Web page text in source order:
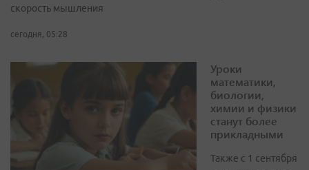
скорость мышления
сегодня, 05:28
Уроки
математики,
биологии,
химии и физики
станут более
прикладными
Также с 1 сентября